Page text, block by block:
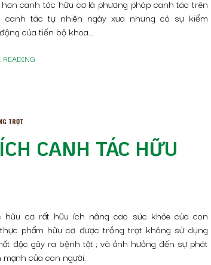
canh tác hữu cơ là phương pháp canh tác trên
canh tác tự nhiên ngày xưa nhưng có sự kiểm
của tiến bộ khoa…
TRỌT
CANH TÁC HỮU
hữu cơ rất hữu ích nâng cao sức khỏe của con
phẩm hữu cơ được trồng trọt không sử dụng
độc gây ra bệnh tật ; và ảnh hưởng đến sự phát
của con người.